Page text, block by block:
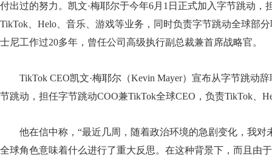
付出过的努力。凯文·梅耶尔于今年6月1日正式加入字节跳动，
TikTok、Helo、音乐、游戏等业务，同时负责字节跳动全球部
士尼工作过20多年，曾任公司高级执行副总裁兼首席战略官。
TikTok CEO凯文·梅耶尔（Kevin Mayer）宣布从字节跳动
节跳动，担任字节跳动COO兼TikTok全球CEO，负责TikTok、
他在信中称，“最近几周，随着政治环境的急剧变化，我
全球角色意味着什么进行了重大反思。在这种背景下，而且由